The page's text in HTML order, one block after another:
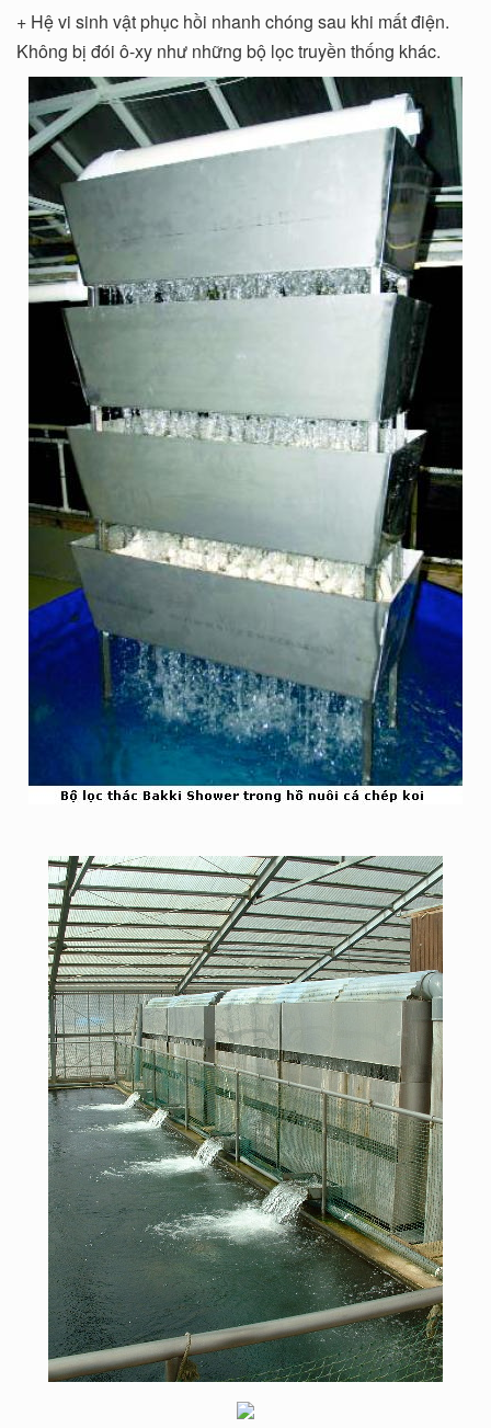
+ Hệ vi sinh vật phục hồi nhanh chóng sau khi mất điện.
Không bị đói ô-xy như những bộ lọc truyền thống khác.